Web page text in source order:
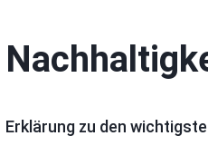
Erklärung zu den